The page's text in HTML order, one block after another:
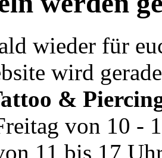
wieder für
wird
&
von 10 -
11 bis 17